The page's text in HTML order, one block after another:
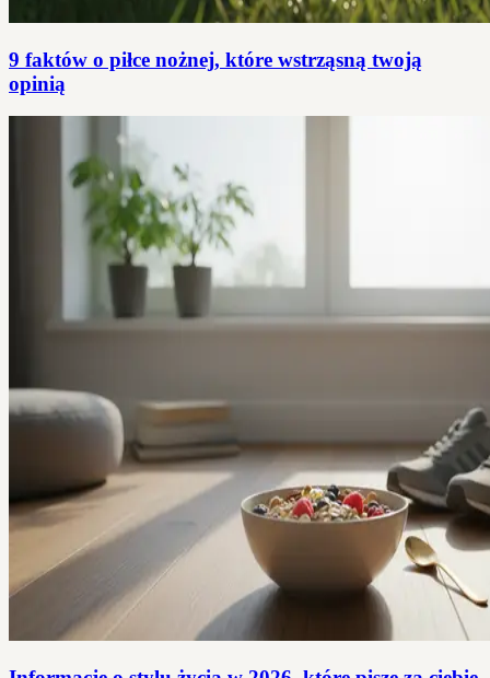
9 faktów o piłce nożnej, które wstrząsną twoją
opinią